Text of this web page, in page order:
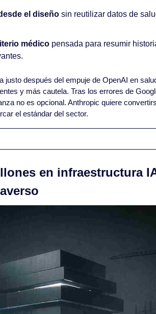
el diseño sin reutilizar datos de
médico pensada para resumir
justo después del empuje de OpenAI en
y más cautela. Tras los errores de
no es opcional. Anthropic quiere
el estándar del sector.
en infraestructura